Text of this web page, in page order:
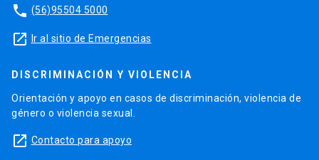
phone (56)95504 5000
launch Ir al sitio de Emergencias
DISCRIMINACIÓN Y VIOLENCIA
Orientación y apoyo en casos de discriminación, violencia de
género o violencia sexual.
launch Contacto para apoyo